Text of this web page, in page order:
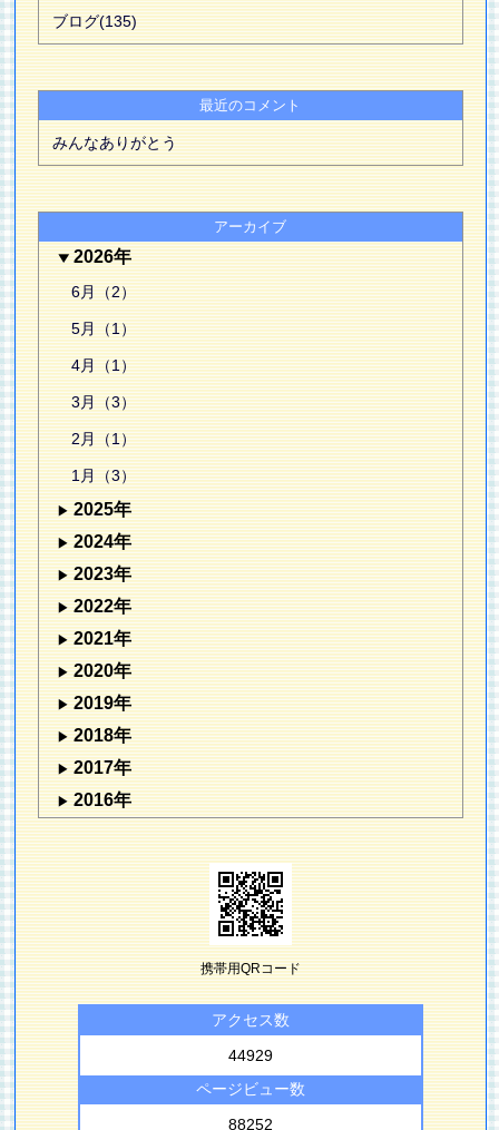
ブログ(135)
最近のコメント
みんなありがとう
アーカイブ
2026年
6月（2）
5月（1）
4月（1）
3月（3）
2月（1）
1月（3）
2025年
2024年
2023年
2022年
2021年
2020年
2019年
2018年
2017年
2016年
携帯用QRコード
アクセス数
44929
ページビュー数
88252